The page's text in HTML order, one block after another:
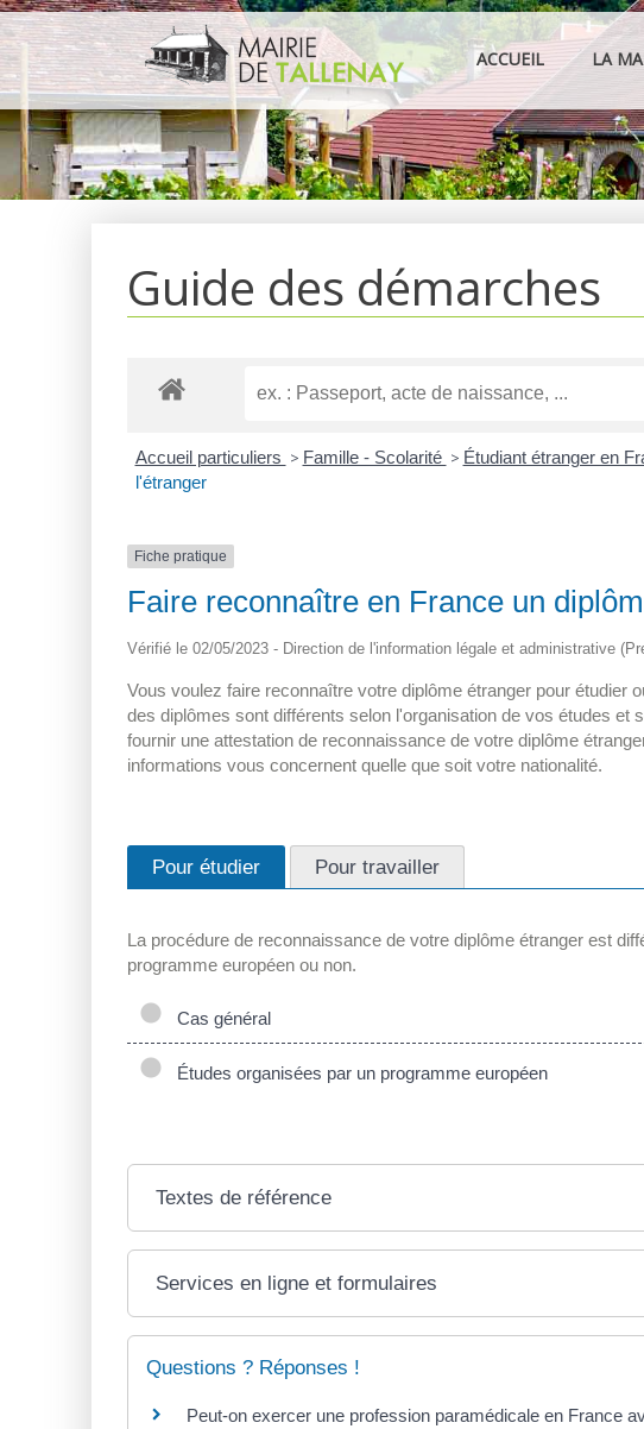
Aller
au
contenu
ACCUEIL LA
Guide des démarches
Accueil particuliers > Famille - Scolarité > Étudiant étranger en
l'étranger
Fiche pratique
Faire reconnaître en France un
Vérifié le 02/05/2023 - Direction de l'information légale et administrative
Vous voulez faire reconnaître votre diplôme étranger pour étudier
des diplômes sont différents selon l'organisation de vos études et
fournir une attestation de reconnaissance de votre diplôme
informations vous concernent quelle que soit votre nationalité.
Pour étudier Pour travailler
La procédure de reconnaissance de votre diplôme étranger est
programme européen ou non.
Cas général
Études organisées par un programme européen
Textes de référence
Services en ligne et formulaires
Questions ? Réponses !
Peut-on exercer une profession paramédicale en France